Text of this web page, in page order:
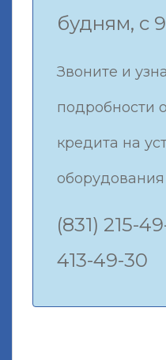
будням, с
Звоните и
подробности
кредита на
(831) 215-
413-49-30